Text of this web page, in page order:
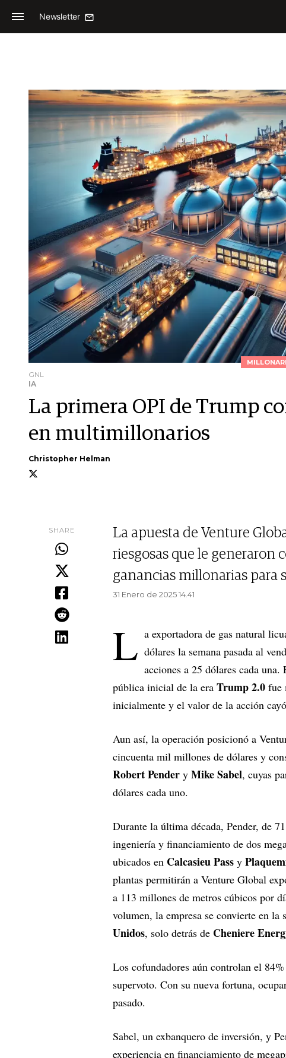
Newsletter
GNL
IA
La primera OPI de Trump
en multimillonarios
Christopher Helman
SHARE
La apuesta de Venture
riesgosas que le generaron
ganancias millonarias para
31 Enero de 2025 14.41
L a exportadora de gas natural
dólares la semana pasada al
acciones a 25 dólares cada
pública inicial de la era Trump 2.0 fue
inicialmente y el valor de la acción
Aun así, la operación posicionó a
cincuenta mil millones de dólares y
Robert Pender y Mike Sabel, cuyas
dólares cada uno.
Durante la última década, Pender, de
ingeniería y financiamiento de dos
ubicados en Calcasieu Pass y
plantas permitirán a Venture Global
a 113 millones de metros cúbicos por
volumen, la empresa se convierte en la
Unidos, solo detrás de Cheniere
Los cofundadores aún controlan el
supervoto. Con su nueva fortuna,
pasado.
Sabel, un exbanquero de inversión, y
experiencia en financiamiento de